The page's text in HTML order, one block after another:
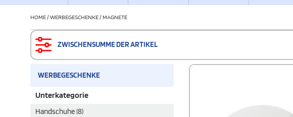
HOME/WERBEGESCHENKE/MAGNETE
ZWISCHENSUMME DER ARTIKEL
WERBEGESCHENKE
Unterkategorie
Handschuhe (8)